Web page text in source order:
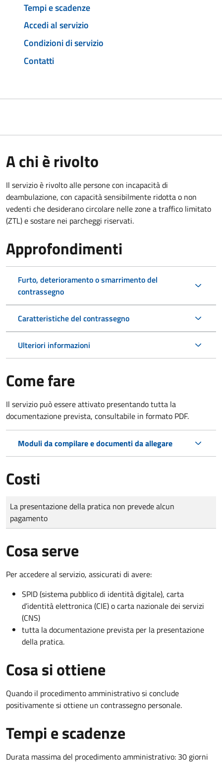
Tempi e scadenze
Accedi al servizio
Condizioni di servizio
Contatti
A chi è rivolto
Il servizio è rivolto alle persone con incapacità di
deambulazione, con capacità sensibilmente ridotta o non
vedenti che desiderano circolare nelle zone a traffico limitato
(ZTL) e sostare nei parcheggi riservati.
Approfondimenti
Furto, deterioramento o smarrimento del
contrassegno
Caratteristiche del contrassegno
Ulteriori informazioni
Come fare
Il servizio può essere attivato presentando tutta la
documentazione prevista, consultabile in formato PDF.
Moduli da compilare e documenti da allegare
Costi
Tipo di pagamento
Importo
La presentazione della pratica non prevede alcun
pagamento
Cosa serve
Per accedere al servizio, assicurati di avere:
SPID (sistema pubblico di identità digitale), carta
d’identità elettronica (CIE) o carta nazionale dei servizi
(CNS)
tutta la documentazione prevista per la presentazione
della pratica.
Cosa si ottiene
Quando il procedimento amministrativo si conclude
positivamente si ottiene un contrassegno personale.
Tempi e scadenze
Durata massima del procedimento amministrativo: 30 giorni